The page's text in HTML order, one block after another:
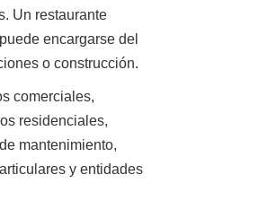
Un restaurante
encargarse del
o construcción.
comerciales,
residenciales,
mantenimiento,
y entidades